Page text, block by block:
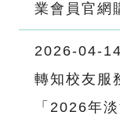
業會員官網
2026-04-14
轉知校友服
「2026年